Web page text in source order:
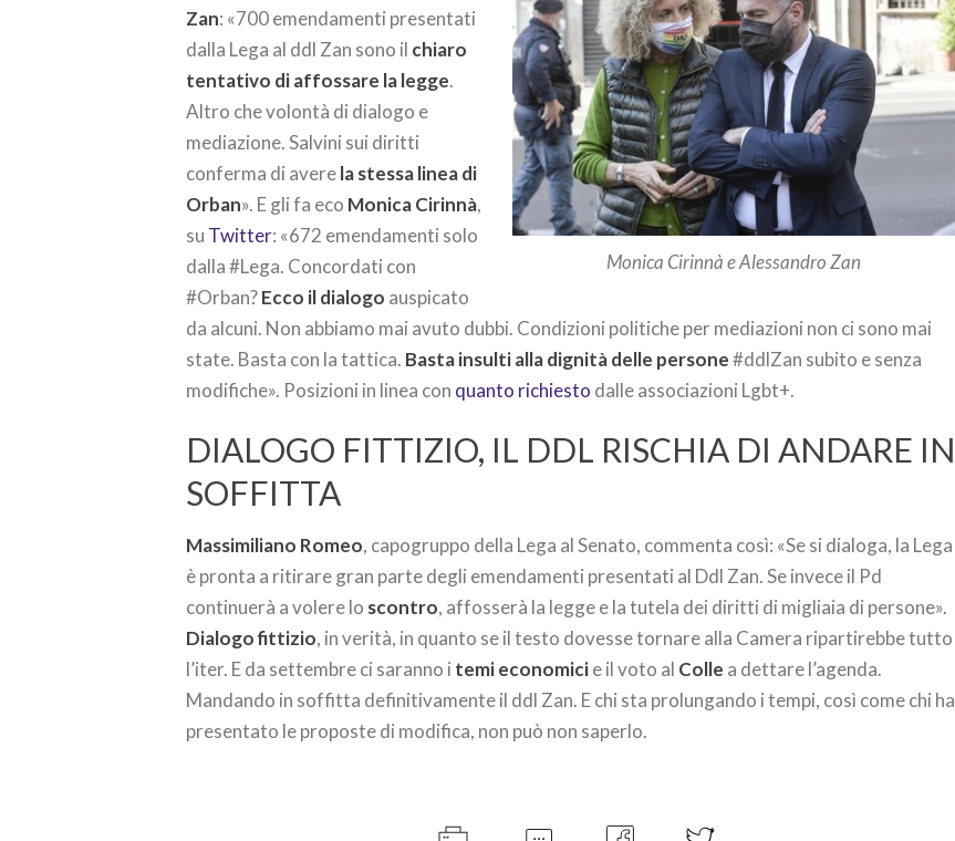
Monica Cirinnà e Alessandro Zan
Zan: «700 emendamenti presentati
dalla Lega al ddl Zan sono il chiaro
tentativo di affossare la legge.
Altro che volontà di dialogo e
mediazione. Salvini sui diritti
conferma di averela stessa linea di
Orban». E gli fa eco Monica Cirinnà,
su Twitter: «672 emendamenti solo
dalla #Lega. Concordati con
#Orban?Ecco il dialogo auspicato
da alcuni. Non abbiamo mai avuto dubbi. Condizioni politiche per mediazioni non ci sono mai
state. Basta con la tattica. Basta insulti alla dignità delle persone#ddlZan subito e senza
modifiche». Posizioni in linea con quanto richiesto dalle associazioni Lgbt+.
DIALOGO FITTIZIO, IL DDL RISCHIA DI ANDARE IN
SOFFITTA
Massimiliano Romeo, capogruppo della Lega al Senato, commenta così: «Se si dialoga, la Lega
è pronta a ritirare gran parte degli emendamenti presentati al Ddl Zan. Se invece il Pd
continuerà a volere lo scontro, affosserà la legge e la tutela dei diritti di migliaia di persone».
Dialogo fittizio, in verità, in quanto se il testo dovesse tornare alla Camera ripartirebbe tutto
l’iter. E da settembre ci saranno i temi economicie il voto al Colle a dettare l’agenda.
Mandando in soffitta definitivamente il ddl Zan. E chi sta prolungando i tempi, così come chi ha
presentato le proposte di modifica, non può non saperlo.